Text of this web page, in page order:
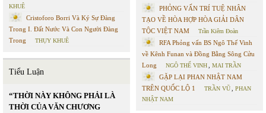
KHUÊ
Cristoforo Borri Và Ký Sự Đàng
Trong I. Đất Nước Và Con Người Đàng
Trong
THỤY KHUÊ
Tiểu Luận
“THỜI NÀY KHÔNG PHẢI LÀ
THỜI CỦA VĂN CHƯƠNG
PHỎNG VẤN TRÍ TUỆ NHÂN
TẠO VỀ HÒA HỢP HÒA GIẢI DÂN
TỘC VIỆT NAM
Trần Kiêm Đoàn
RFA Phỏng vấn BS Ngô Thế Vinh
về Kênh Funan và Đồng Bằng Sông Cửu
Long
NGÔ THẾ VINH, MAI TRẦN
GẶP LẠI PHAN NHẬT NAM
TRÊN QUỐC LỘ 1
TRẦN VŨ, PHAN
NHẬT NAM